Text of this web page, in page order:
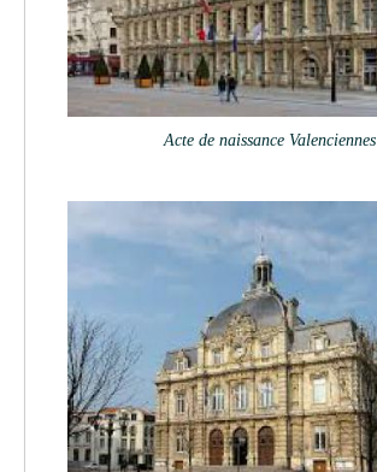
Acte de naissance Valenciennes